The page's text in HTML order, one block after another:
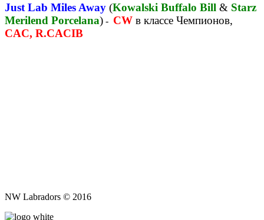
Just Lab Miles Away (Kowalski Buffalo Bill & Starz
Merilend Porcelana) - CW в классе Чемпионов,
CAC, R.CACIB
NW Labradors © 2016